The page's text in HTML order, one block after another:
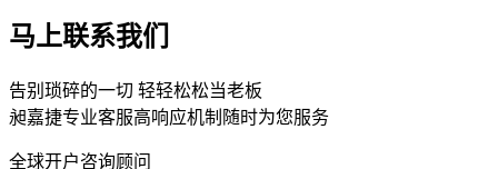
马上联系我们
告别琐碎的一切 轻轻松松当老板
昶嘉捷专业客服高响应机制随时为您服务
全球开户咨询顾问